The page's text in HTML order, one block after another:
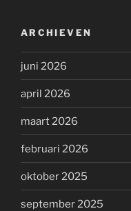
ARCHIEVEN
juni 2026
april 2026
maart 2026
februari 2026
oktober 2025
september 2025